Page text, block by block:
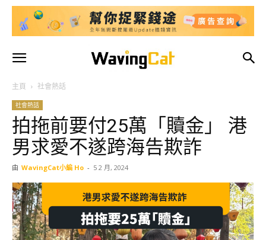
主頁 社會熱話
社會熱話
拍拖前要付25萬「贖金」 港
男求愛不遂跨海告欺詐
由 WavingCat小編 Ho - 5 2 月, 2024